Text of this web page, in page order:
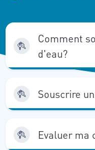
Comment
d'eau?
Souscrire
Evaluer ma